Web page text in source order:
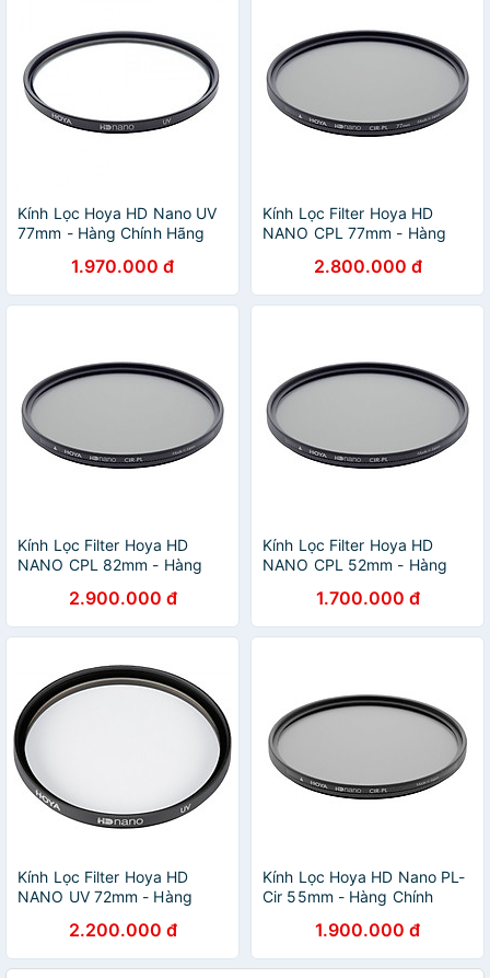
Kính Lọc Hoya HD Nano UV
77mm - Hàng Chính Hãng
1.970.000 đ
Kính Lọc Filter Hoya HD
NANO CPL 77mm - Hàng
2.800.000 đ
Kính Lọc Filter Hoya HD
NANO CPL 82mm - Hàng
2.900.000 đ
Kính Lọc Filter Hoya HD
NANO CPL 52mm - Hàng
1.700.000 đ
Kính Lọc Filter Hoya HD
NANO UV 72mm - Hàng
2.200.000 đ
Kính Lọc Hoya HD Nano PL-
Cir 55mm - Hàng Chính
1.900.000 đ